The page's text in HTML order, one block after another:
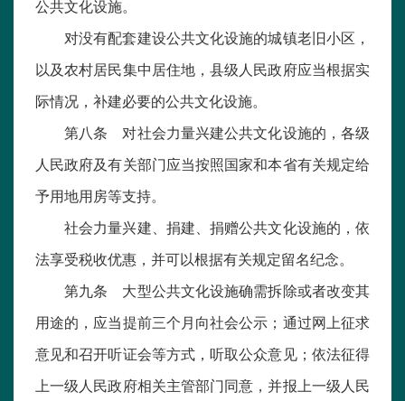
公共文化设施。
对没有配套建设公共文化设施的城镇老旧小区，
以及农村居民集中居住地，县级人民政府应当根据实
际情况，补建必要的公共文化设施。
第八条 对社会力量兴建公共文化设施的，各级
人民政府及有关部门应当按照国家和本省有关规定给
予用地用房等支持。
社会力量兴建、捐建、捐赠公共文化设施的，依
法享受税收优惠，并可以根据有关规定留名纪念。
第九条 大型公共文化设施确需拆除或者改变其
用途的，应当提前三个月向社会公示；通过网上征求
意见和召开听证会等方式，听取公众意见；依法征得
上一级人民政府相关主管部门同意，并报上一级人民